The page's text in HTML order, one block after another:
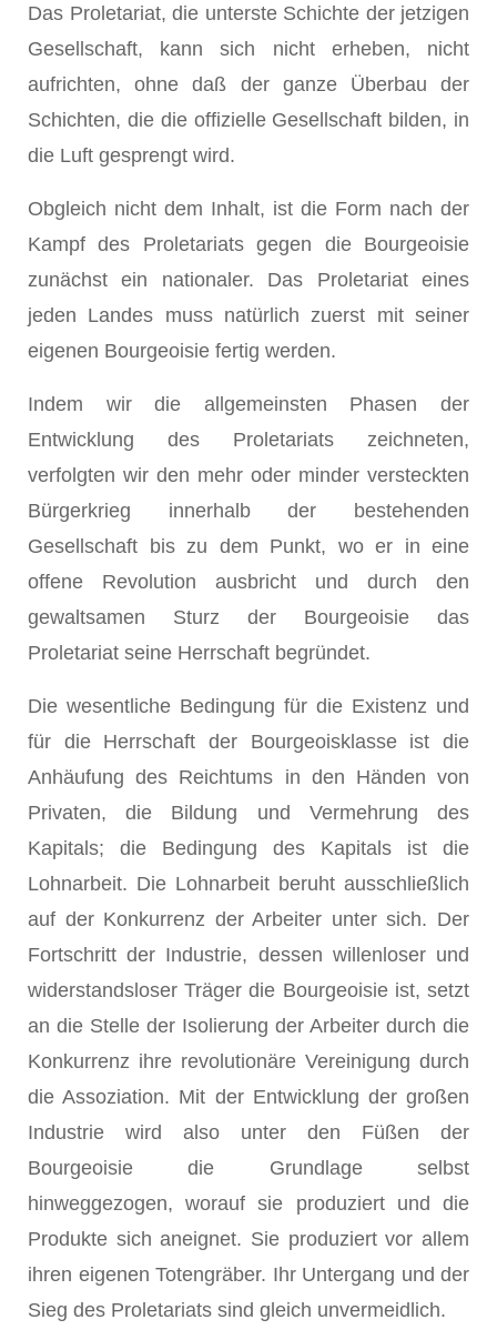
Das Proletariat, die unterste Schichte der jetzigen
Gesellschaft, kann sich nicht erheben, nicht
aufrichten, ohne daß der ganze Überbau der
Schichten, die die offizielle Gesellschaft bilden, in
die Luft gesprengt wird.
Obgleich nicht dem Inhalt, ist die Form nach der
Kampf des Proletariats gegen die Bourgeoisie
zunächst ein nationaler. Das Proletariat eines
jeden Landes muss natürlich zuerst mit seiner
eigenen Bourgeoisie fertig werden.
Indem wir die allgemeinsten Phasen der
Entwicklung des Proletariats zeichneten,
verfolgten wir den mehr oder minder versteckten
Bürgerkrieg innerhalb der bestehenden
Gesellschaft bis zu dem Punkt, wo er in eine
offene Revolution ausbricht und durch den
gewaltsamen Sturz der Bourgeoisie das
Proletariat seine Herrschaft begründet.
Die wesentliche Bedingung für die Existenz und
für die Herrschaft der Bourgeoisklasse ist die
Anhäufung des Reichtums in den Händen von
Privaten, die Bildung und Vermehrung des
Kapitals; die Bedingung des Kapitals ist die
Lohnarbeit. Die Lohnarbeit beruht ausschließlich
auf der Konkurrenz der Arbeiter unter sich. Der
Fortschritt der Industrie, dessen willenloser und
widerstandsloser Träger die Bourgeoisie ist, setzt
an die Stelle der Isolierung der Arbeiter durch die
Konkurrenz ihre revolutionäre Vereinigung durch
die Assoziation. Mit der Entwicklung der großen
Industrie wird also unter den Füßen der
Bourgeoisie die Grundlage selbst
hinweggezogen, worauf sie produziert und die
Produkte sich aneignet. Sie produziert vor allem
ihren eigenen Totengräber. Ihr Untergang und der
Sieg des Proletariats sind gleich unvermeidlich.